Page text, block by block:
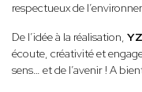
respectueux de
De l’idée à la réalisation,
écoute, créativité et
sens… et de l’avenir ! A